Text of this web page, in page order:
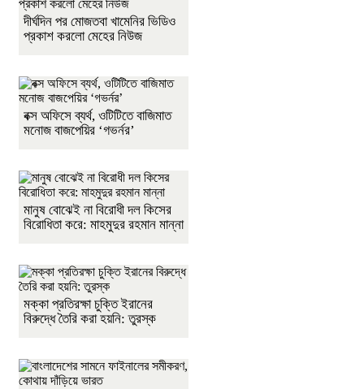
দীর্ঘদিন পর মোজতবা খামেনির ভিডিও
প্রকাশ করলো মেহের নিউজ
বক্স অফিসে ব্যর্থ, ওটিটিতে বাজিমাত
মনোজ বাজপেয়ির ‘গভর্নর’
মানুষ বোঝেই না বিরোধী দল কিসের
বিরোধিতা করে: মাহমুদুর রহমান মান্না
মক্কা প্রতিরক্ষা চুক্তি ইরানের
বিরুদ্ধে তৈরি করা হয়নি: তুরস্ক